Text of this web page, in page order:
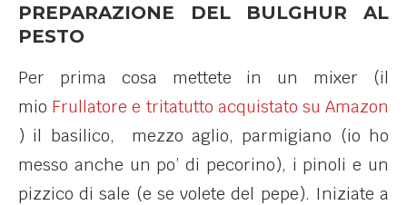
PREPARAZIONE DEL BULGHUR AL
PESTO
Per prima cosa mettete in un mixer (il
mio Frullatore e tritatutto acquistato su Amazon
) il basilico, mezzo aglio, parmigiano (io ho
messo anche un po’ di pecorino), i pinoli e un
pizzico di sale (e se volete del pepe). Iniziate a